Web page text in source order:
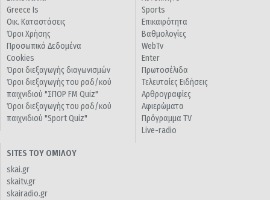
Greece Is
Οικ. Καταστάσεις
Όροι Χρήσης
Προσωπικά Δεδομένα
Cookies
Όροι διεξαγωγής διαγωνισμών
Όροι διεξαγωγής του ραδ/κού
παιχνιδιού "ΣΠΟΡ FM Quiz"
Όροι διεξαγωγής του ραδ/κού
παιχνιδιού "Sport Quiz"
Sports
Επικαιρότητα
Βαθμολογίες
WebTv
Enter
Πρωτοσέλιδα
Τελευταίες Ειδήσεις
Αρθρογραφίες
Αφιερώματα
Πρόγραμμα TV
Live-radio
SITES ΤΟΥ ΟΜΙΛΟΥ
skai.gr
skaitv.gr
skairadio.gr